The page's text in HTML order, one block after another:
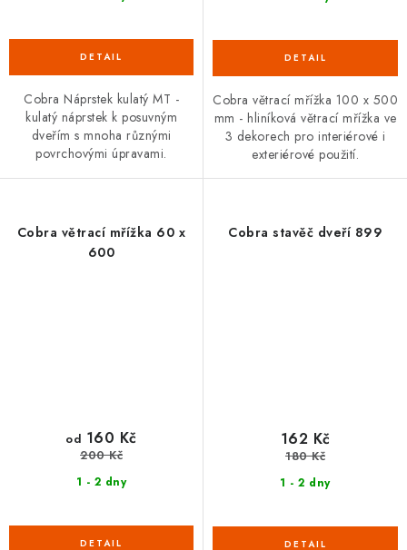
Cobra Náprstek kulatý MT -
kulatý náprstek k posuvným
dveřím s mnoha různými
povrchovými úpravami.
Cobra větrací mřížka 100 x 500
mm - hliníková větrací mřížka ve
3 dekorech pro interiérové i
exteriérové použití.
Cobra větrací mřížka 60 x
600
1 - 2 dny
od 160 Kč
200 Kč
Cobra stavěč dveří 899
1 - 2 dny
162 Kč
180 Kč